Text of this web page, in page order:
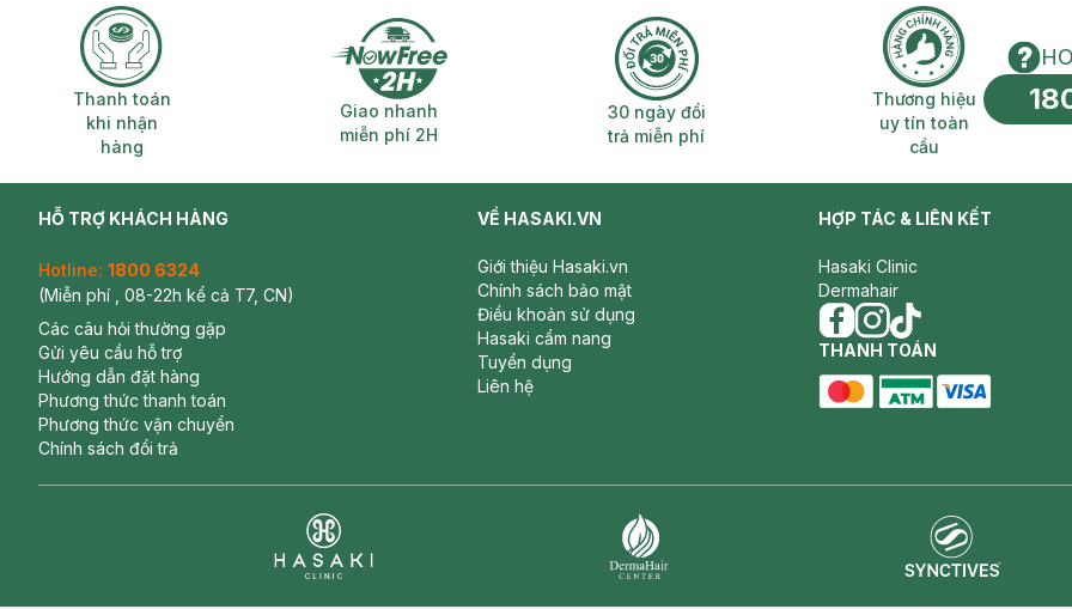
Thanh toán khi nhận hàng
Thanh toán
khi nhận
hàng
Giao nhanh miễn phí 2H
Giao nhanh
miễn phí 2H
30 ngày đổi trả miễn phí
30 ngày đổi
trả miễn phí
Thương hiệu
Thương hiệu
uy tín toàn
cầu
HỖ TRỢ KHÁCH HÀNG
Hotline: 1800 6324
(Miễn phí , 08-22h kể cả T7, CN)
Các câu hỏi thường gặp
Gửi yêu cầu hỗ trợ
Hướng dẫn đặt hàng
Phương thức thanh toán
Phương thức vận chuyển
Chính sách đổi trả
VỀ HASAKI.VN
Giới thiệu Hasaki.vn
Chính sách bảo mật
Điều khoản sử dụng
Hasaki cẩm nang
Tuyển dụng
Liên hệ
HỢP TÁC & LIÊN KẾT
Hasaki Clinic
Dermahair
facebook
instagram
tiktok
THANH TOÁN